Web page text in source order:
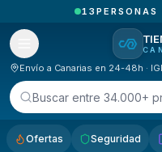
PEDIDOS
Envío a Canarias en 24-48h ·
Buscar entre 34.000+
Ofertas Seguridad